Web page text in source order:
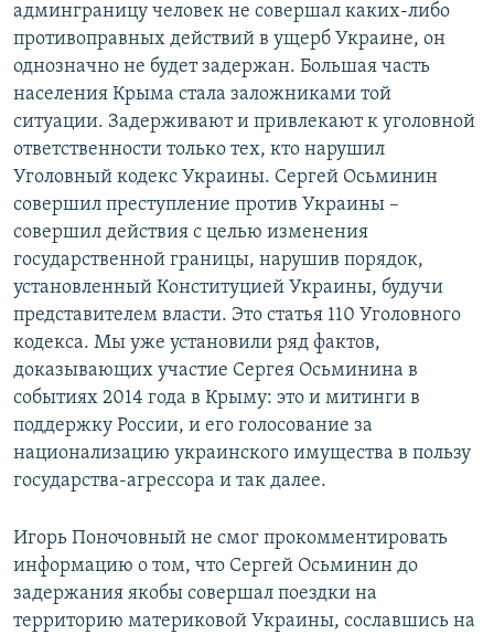
админграницу человек не совершал каких-либо
противоправных действий в ущерб Украине, он
однозначно не будет задержан. Большая часть
населения Крыма стала заложниками той
ситуации. Задерживают и привлекают к уголовной
ответственности только тех, кто нарушил
Уголовный кодекс Украины. Сергей Осьминин
совершил преступление против Украины –
совершил действия с целью изменения
государственной границы, нарушив порядок,
установленный Конституцией Украины, будучи
представителем власти. Это статья 110 Уголовного
кодекса. Мы уже установили ряд фактов,
доказывающих участие Сергея Осьминина в
событиях 2014 года в Крыму: это и митинги в
поддержку России, и его голосование за
национализацию украинского имущества в пользу
государства-агрессора и так далее.
Игорь Поночовный не смог прокомментировать
информацию о том, что Сергей Осьминин до
задержания якобы совершал поездки на
территорию материковой Украины, сославшись на